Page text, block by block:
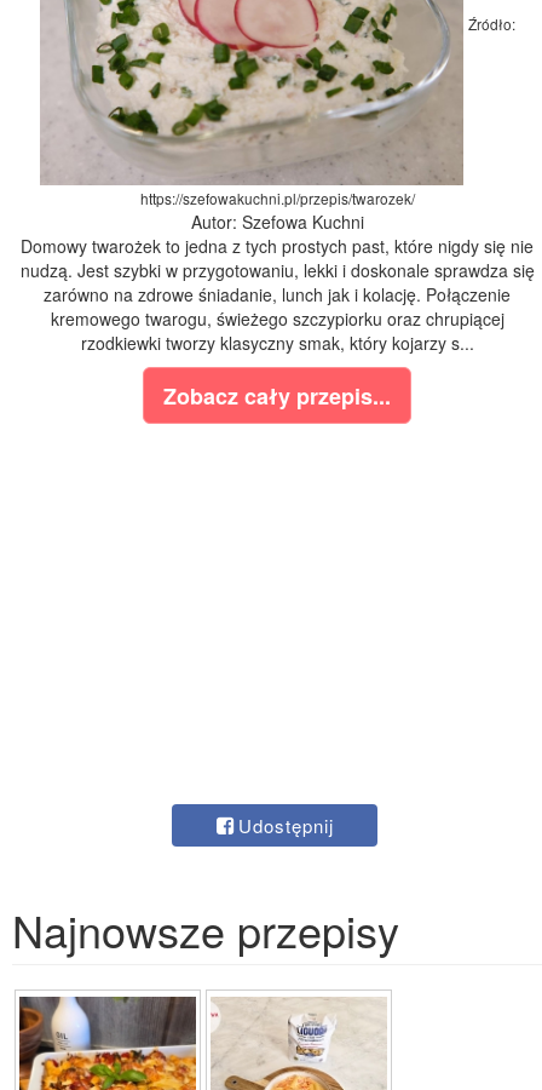
Źródło:
https://szefowakuchni.pl/przepis/twarozek/
Autor: Szefowa Kuchni
Domowy twarożek to jedna z tych prostych past, które nigdy się nie
nudzą. Jest szybki w przygotowaniu, lekki i doskonale sprawdza się
zarówno na zdrowe śniadanie, lunch jak i kolację. Połączenie
kremowego twarogu, świeżego szczypiorku oraz chrupiącej
rzodkiewki tworzy klasyczny smak, który kojarzy s...
Zobacz cały przepis...
Udostępnij
Najnowsze przepisy